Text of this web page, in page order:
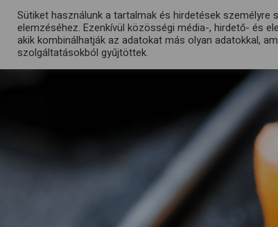
Sütiket használunk a tartalmak és hirdetések
elemzéséhez. Ezenkívül közösségi média-, hirdető- és
akik kombinálhatják az adatokat más olyan adatokkal,
szolgáltatásokból gyűjtöttek.